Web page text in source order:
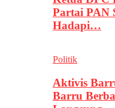
Partai PAN
Hadapi…
Politik
Aktivis
Barru